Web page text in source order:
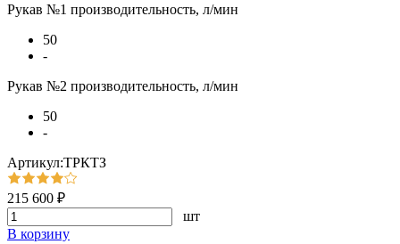
Рукав №1 производительность, л/мин
50
-
Рукав №2 производительность, л/мин
50
-
Артикул:ТРКТЗ
215 600 ₽
шт
В корзину